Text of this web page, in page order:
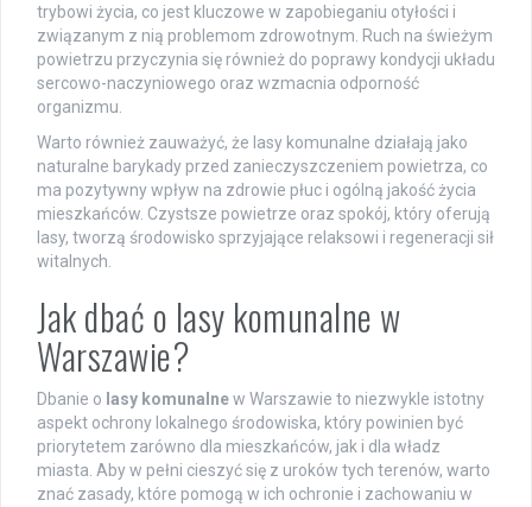
trybowi życia, co jest kluczowe w zapobieganiu otyłości i
związanym z nią problemom zdrowotnym. Ruch na świeżym
powietrzu przyczynia się również do poprawy kondycji układu
sercowo-naczyniowego oraz wzmacnia odporność
organizmu.
Warto również zauważyć, że lasy komunalne działają jako
naturalne barykady przed zanieczyszczeniem powietrza, co
ma pozytywny wpływ na zdrowie płuc i ogólną jakość życia
mieszkańców. Czystsze powietrze oraz spokój, który oferują
lasy, tworzą środowisko sprzyjające relaksowi i regeneracji sił
witalnych.
Jak dbać o lasy komunalne w
Warszawie?
Dbanie o lasy komunalnew Warszawie to niezwykle istotny
aspekt ochrony lokalnego środowiska, który powinien być
priorytetem zarówno dla mieszkańców, jak i dla władz
miasta. Aby w pełni cieszyć się z uroków tych terenów, warto
znać zasady, które pomogą w ich ochronie i zachowaniu w